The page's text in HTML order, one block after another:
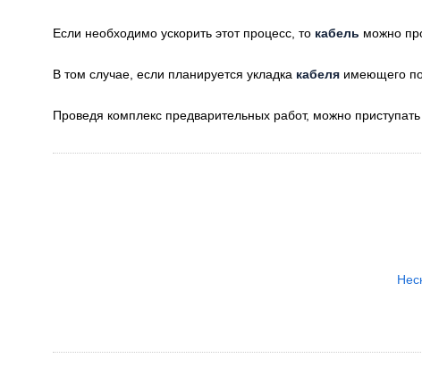
Если необходимо ускорить этот процесс, то кабель можно
В том случае, если планируется укладка кабеля имеющего
Проведя комплекс предварительных работ, можно